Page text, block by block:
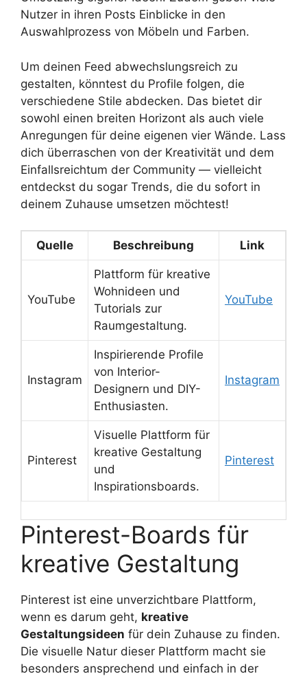
Nutzer in ihren Posts Einblicke in den
Auswahlprozess von Möbeln und Farben.
Um deinen Feed abwechslungsreich zu
gestalten, könntest du Profile folgen, die
verschiedene Stile abdecken. Das bietet dir
sowohl einen breiten Horizont als auch viele
Anregungen für deine eigenen vier Wände. Lass
dich überraschen von der Kreativität und dem
Einfallsreichtum der Community — vielleicht
entdeckst du sogar Trends, die du sofort in
deinem Zuhause umsetzen möchtest!
Quelle Beschreibung Link
YouTube
Plattform für kreative
Wohnideen und
Tutorials zur
Raumgestaltung.
YouTube
Instagram
Inspirierende Profile
von Interior-
Designern und DIY-
Enthusiasten.
Instagram
Pinterest
Visuelle Plattform für
kreative Gestaltung
und
Inspirationsboards.
Pinterest
Pinterest-Boards für
kreative Gestaltung
Pinterest ist eine unverzichtbare Plattform,
wenn es darum geht, kreative
Gestaltungsideen für dein Zuhause zu finden.
Die visuelle Natur dieser Plattform macht sie
besonders ansprechend und einfach in der